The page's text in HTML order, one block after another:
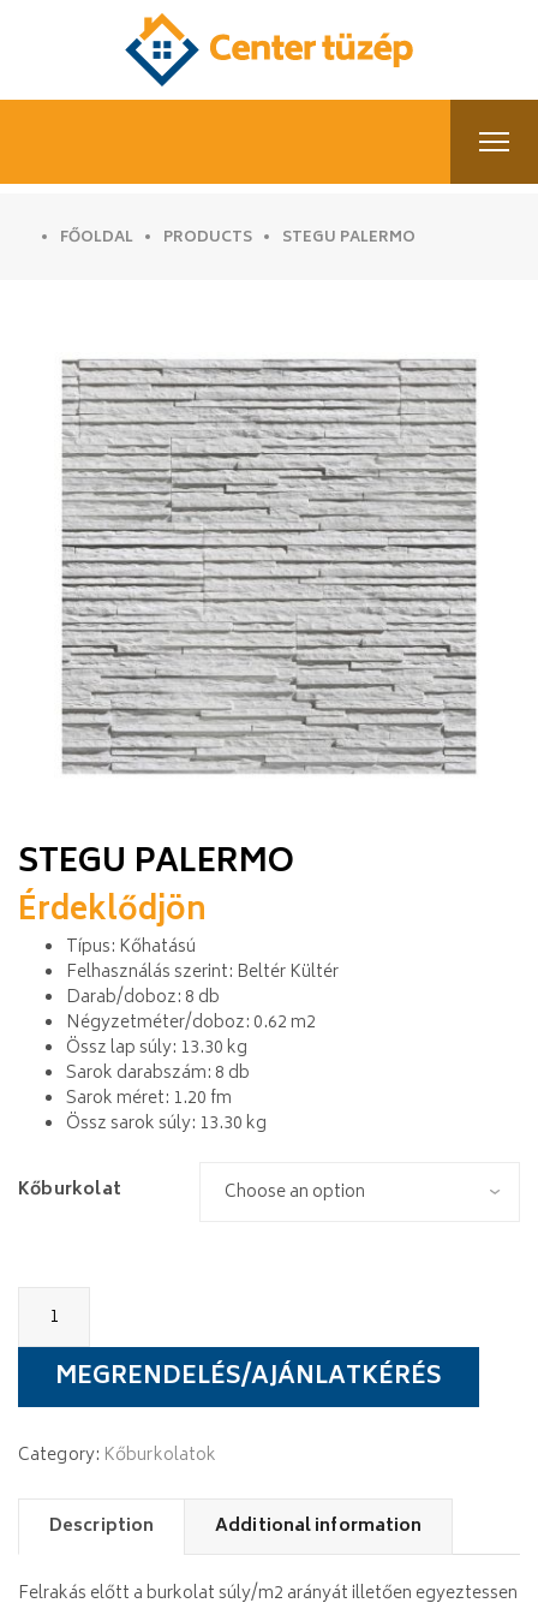
FŐOLDAL PRODUCTS STEGU PALERMO
STEGU PALERMO
Érdeklődjön
Típus: Kőhatású
Felhasználás szerint: Beltér Kültér
Darab/doboz: 8 db
Négyzetméter/doboz: 0.62 m2
Össz lap súly: 13.30 kg
Sarok darabszám: 8 db
Sarok méret: 1.20 fm
Össz sarok súly: 13.30 kg
Kőburkolat
Stegu
Palermo
quantity
MEGRENDELÉS/AJÁNLATKÉRÉS
Category: Kőburkolatok
Description Additional information
Felrakás előtt a burkolat súly/m2 arányát illetően egyeztessen